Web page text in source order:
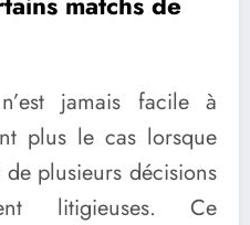
jamais facile à
plus le cas lorsque
plusieurs décisions
litigieuses. Ce